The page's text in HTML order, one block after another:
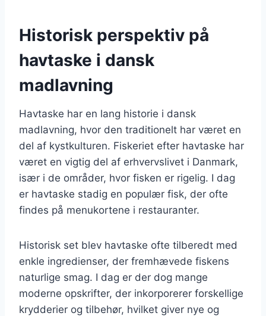
Historisk perspektiv på
havtaske i dansk
madlavning
Havtaske har en lang historie i dansk
madlavning, hvor den traditionelt har været en
del af kystkulturen. Fiskeriet efter havtaske har
været en vigtig del af erhvervslivet i Danmark,
især i de områder, hvor fisken er rigelig. I dag
er havtaske stadig en populær fisk, der ofte
findes på menukortene i restauranter.
Historisk set blev havtaske ofte tilberedt med
enkle ingredienser, der fremhævede fiskens
naturlige smag. I dag er der dog mange
moderne opskrifter, der inkorporerer forskellige
krydderier og tilbehør, hvilket giver nye og